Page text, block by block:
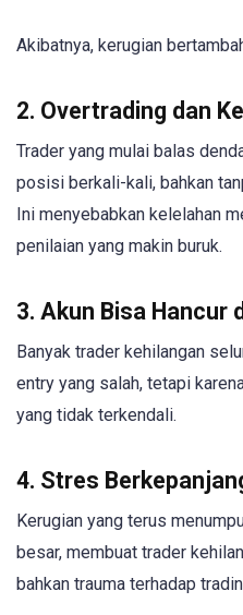
Akibatnya, kerugian
2. Overtrading dan
Trader yang mulai balas
posisi berkali-kali, bahkan
Ini menyebabkan kelelahan
penilaian yang makin buruk.
3. Akun Bisa Hancur
Banyak trader kehilangan
entry yang salah, tetapi
yang tidak terkendali.
4. Stres
Kerugian yang terus
besar, membuat trader
bahkan trauma terhadap